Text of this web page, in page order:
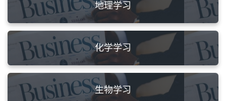
地理学习
化学学习
生物学习